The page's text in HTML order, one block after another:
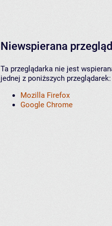
Niewspierana
Ta przeglądarka nie jest
jednej z poniższych przeglądarek:
Mozilla Firefox
Google Chrome